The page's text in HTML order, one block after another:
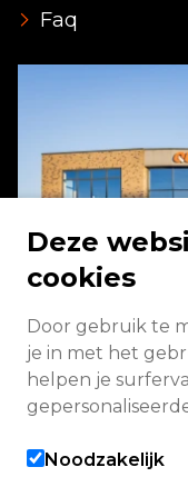
Faq
Deze
cookies
Door gebruik te
je in met het
helpen je
Noodzakelijk